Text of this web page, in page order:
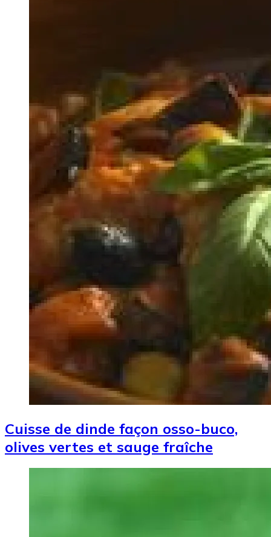
Cuisse de dinde façon osso-buco,
olives vertes et sauge fraîche